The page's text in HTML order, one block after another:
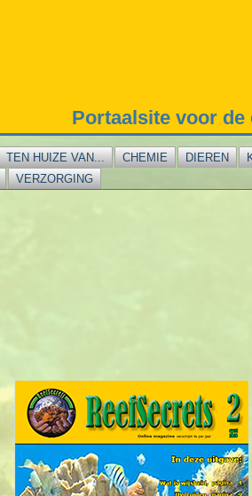
Portaalsite voor de
TEN HUIZE VAN... CHEMIE DIEREN
VERZORGING